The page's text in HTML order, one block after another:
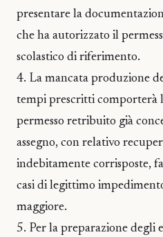
presentare la
che ha autorizzato il
scolastico di riferimento.
4. La mancata produzione
tempi prescritti comporterà
permesso retribuito già
assegno, con relativo
indebitamente corrisposte,
casi di legittimo
maggiore.
5. Per la preparazione degli